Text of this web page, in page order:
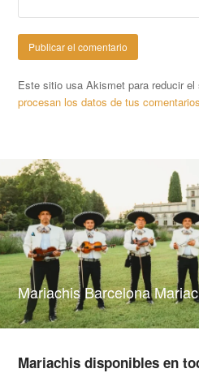
Este sitio usa Akismet para reducir
procesan los datos de tus
Mariachis Barcelona
Mariachis disponibles en